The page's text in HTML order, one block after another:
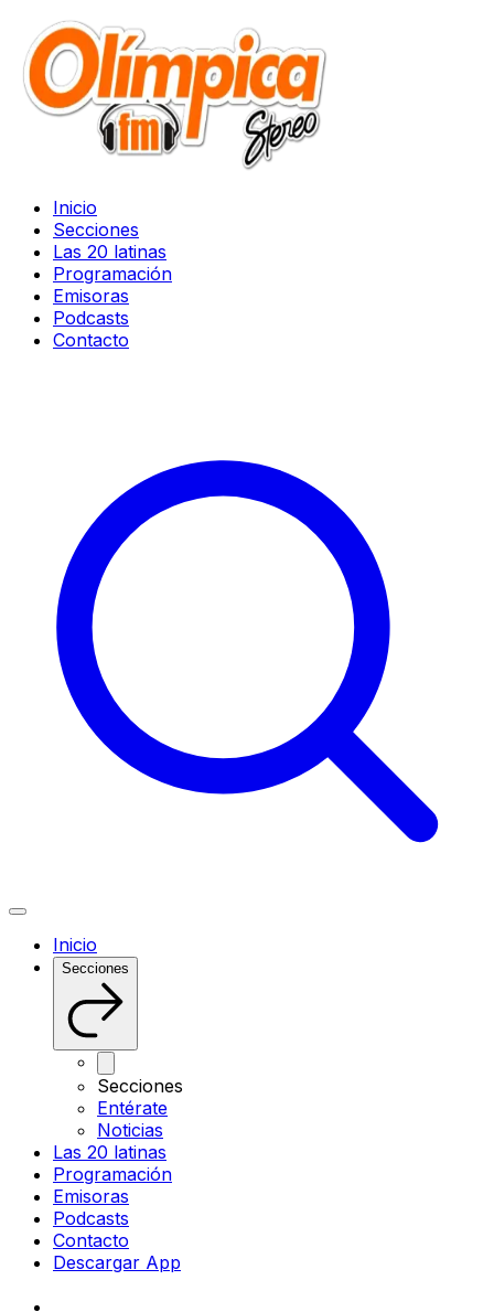
Inicio
Secciones
Las 20 latinas
Programación
Emisoras
Podcasts
Contacto
Inicio
Secciones
Secciones
Entérate
Noticias
Las 20 latinas
Programación
Emisoras
Podcasts
Contacto
Descargar App